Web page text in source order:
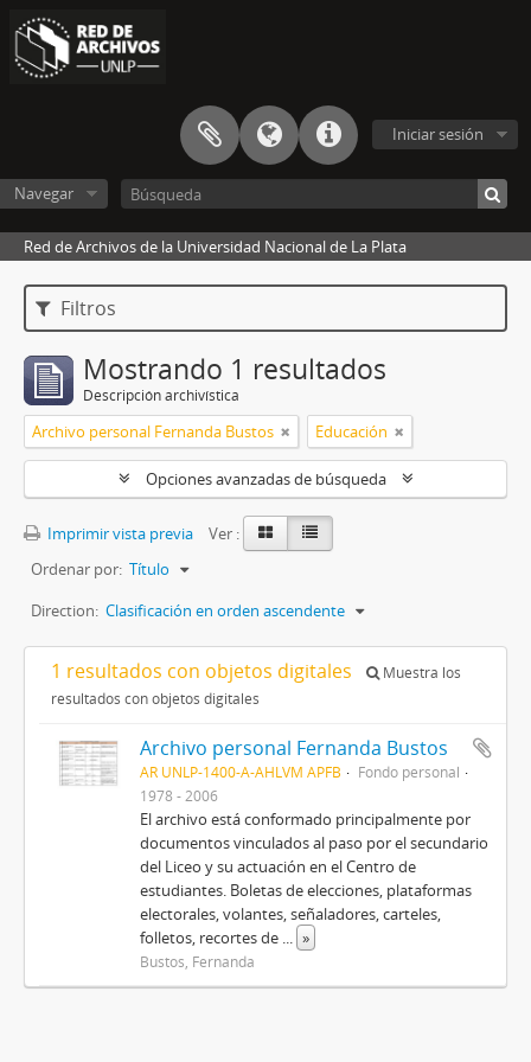
Iniciar sesión
Navegar
Red de Archivos de la Universidad Nacional de La Plata
Filtros
Mostrando 1 resultados
Descripción archivística
Archivo personal Fernanda Bustos Educación
Opciones avanzadas de búsqueda
Imprimir vista previa
Ver :
Ordenar por: Título
Direction: Clasificación en orden ascendente
1 resultados con objetos digitales
Muestra los
resultados con objetos digitales
Archivo personal Fernanda Bustos
AR UNLP-1400-A-AHLVM APFB
Fondo personal
1978 - 2006
El archivo está conformado principalmente por
documentos vinculados al paso por el secundario
del Liceo y su actuación en el Centro de
estudiantes. Boletas de elecciones, plataformas
electorales, volantes, señaladores, carteles,
folletos, recortes de ... »
Bustos, Fernanda